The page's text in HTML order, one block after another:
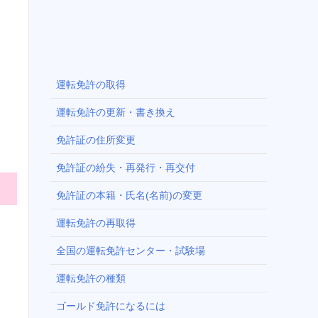
運転免許の取得
運転免許の更新・書き換え
免許証の住所変更
免許証の紛失・再発行・再交付
免許証の本籍・氏名(名前)の変更
運転免許の再取得
全国の運転免許センター・試験場
運転免許の種類
ゴールド免許になるには